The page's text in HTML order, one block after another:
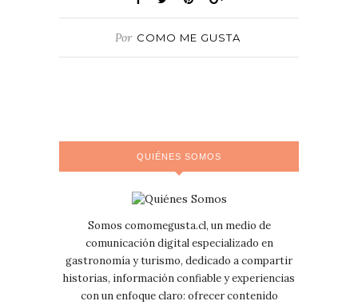
Por COMO ME GUSTA
QUIÉNES SOMOS
Somos comomegusta.cl, un medio de
comunicación digital especializado en
gastronomía y turismo, dedicado a compartir
historias, información confiable y experiencias
con un enfoque claro: ofrecer contenido